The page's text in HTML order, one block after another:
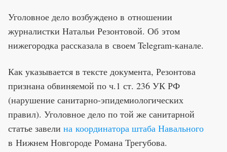
Уголовное дело возбуждено в отношении
журналистки Натальи Резонтовой. Об этом
нижегородка рассказала в своем Telegram-канале.
Как указывается в тексте документа, Резонтова
признана обвиняемой по ч.1 ст. 236 УК РФ
(нарушение санитарно-эпидемиологических
правил). Уголовное дело по той же санитарной
статье завели на координатора штаба Навального
в Нижнем Новгороде Романа Трегубова.